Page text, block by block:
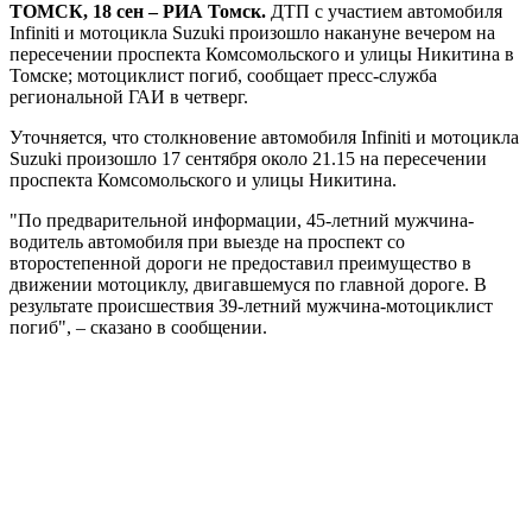
ТОМСК, 18 сен – РИА Томск. ДТП с участием автомобиля
Infiniti и мотоцикла Suzuki произошло накануне вечером на
пересечении проспекта Комсомольского и улицы Никитина в
Томске; мотоциклист погиб, сообщает пресс-служба
региональной ГАИ в четверг.
Уточняется, что столкновение автомобиля Infiniti и мотоцикла
Suzuki произошло 17 сентября около 21.15 на пересечении
проспекта Комсомольского и улицы Никитина.
"По предварительной информации, 45-летний мужчина-
водитель автомобиля при выезде на проспект со
второстепенной дороги не предоставил преимущество в
движении мотоциклу, двигавшемуся по главной дороге. В
результате происшествия 39-летний мужчина-мотоциклист
погиб", – сказано в сообщении.